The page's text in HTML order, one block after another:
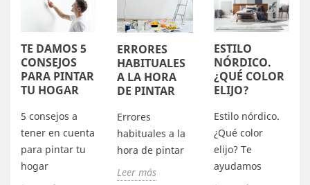
TE DAMOS 5
CONSEJOS
PARA PINTAR
TU HOGAR
5 consejos a
tener en cuenta
para pintar tu
hogar
ERRORES
HABITUALES
A LA HORA
DE PINTAR
Errores
habituales a la
hora de pintar
Leer más
ESTILO
NÓRDICO.
¿QUÉ COLOR
ELIJO?
Estilo nórdico.
¿Qué color
elijo? Te
ayudamos